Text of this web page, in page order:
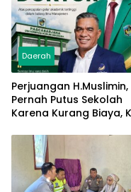
Daerah
Perjuangan H.Muslimin,
Pernah Putus Sekolah
Karena Kurang Biaya,
Manajemen